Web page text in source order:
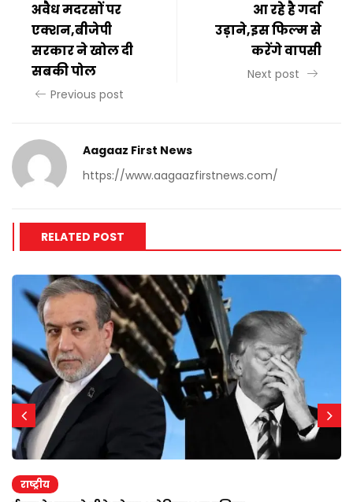
अवैध मदरसों पर
एक्शन,बीजेपी
सरकार ने खोल दी
सबकी पोल
Previous post
आ रहे है गर्दा
उड़ाने,इस फिल्म से
करेंगे वापसी
Next post
Aagaaz First News
https://www.aagaazfirstnews.com/
RELATED POST
राष्ट्रीय